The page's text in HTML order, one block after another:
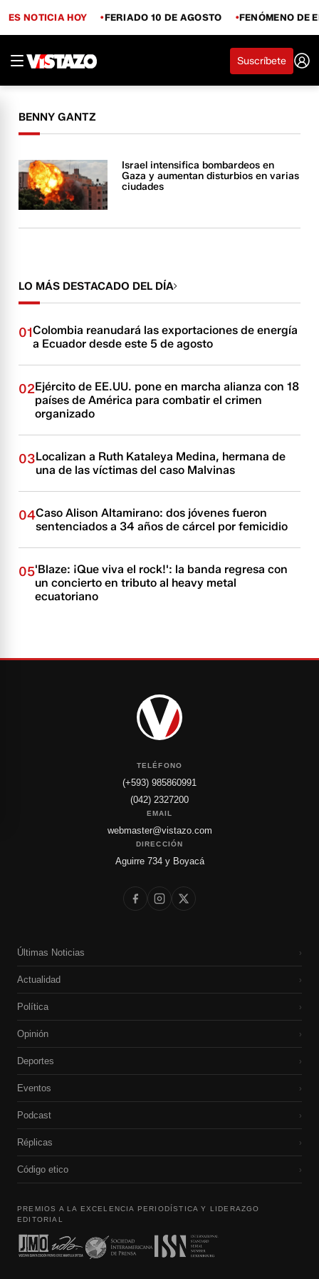
ES NOTICIA HOY FERIADO 10 DE AGOSTO FENÓMENO DE
Suscríbete
BENNY GANTZ
Israel intensifica bombardeos en
Gaza y aumentan disturbios en varias
ciudades
LO MÁS DESTACADO DEL DÍA
01Colombia reanudará las exportaciones de energía
a Ecuador desde este 5 de agosto
02Ejército de EE.UU. pone en marcha alianza con 18
países de América para combatir el crimen
organizado
03Localizan a Ruth Kataleya Medina, hermana de
una de las víctimas del caso Malvinas
04Caso Alison Altamirano: dos jóvenes fueron
sentenciados a 34 años de cárcel por femicidio
05'Blaze: ¡Que viva el rock!': la banda regresa con
un concierto en tributo al heavy metal
ecuatoriano
TELÉFONO
(+593) 985860991
(042) 2327200
EMAIL
webmaster@vistazo.com
DIRECCIÓN
Aguirre 734 y Boyacá
Últimas Noticias ›
Actualidad ›
Política ›
Opinión ›
Deportes ›
Eventos ›
Podcast ›
Réplicas ›
Código etico ›
PREMIOS A LA EXCELENCIA PERIODÍSTICA Y LIDERAZGO
EDITORIAL